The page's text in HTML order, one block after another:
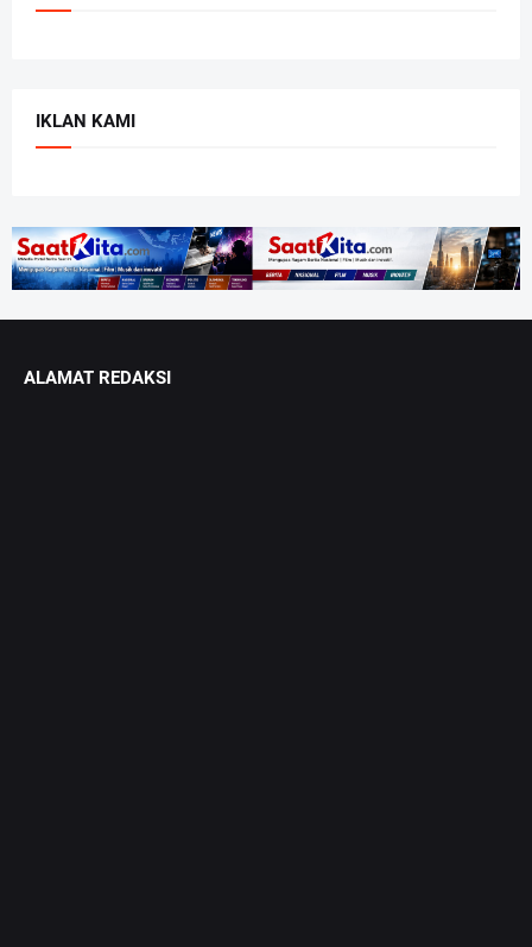
IKLAN KAMI
ALAMAT REDAKSI